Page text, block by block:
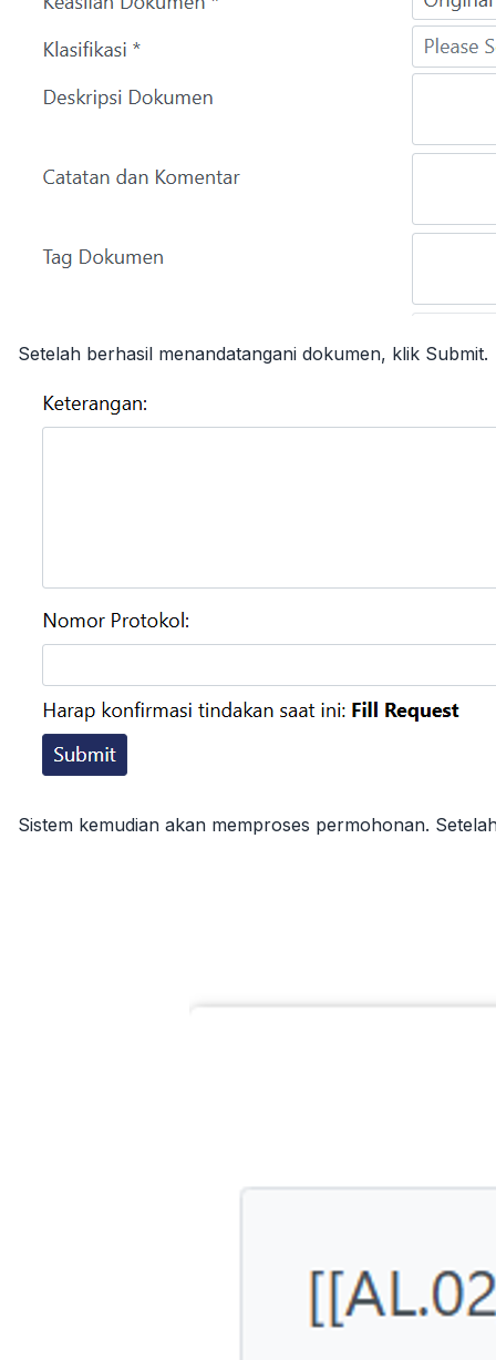
Setelah berhasil menandatangani dokumen, klik Submit.
Sistem kemudian akan memproses permohonan.